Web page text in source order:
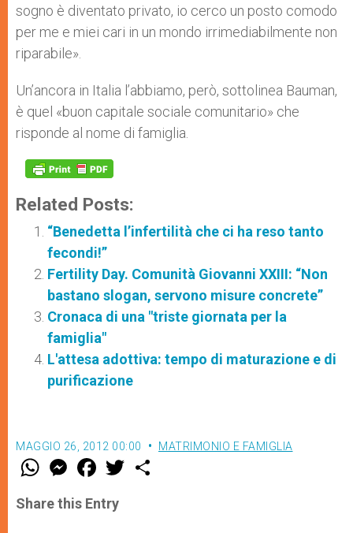
sogno è diventato privato, io cerco un posto comodo
per me e miei cari in un mondo irrimediabilmente non
riparabile».
Un’ancora in Italia l’abbiamo, però, sottolinea Bauman,
è quel «buon capitale sociale comunitario» che
risponde al nome di famiglia.
Related Posts:
“Benedetta l’infertilità che ci ha reso tanto
fecondi!”
Fertility Day. Comunità Giovanni XXIII: “Non
bastano slogan, servono misure concrete”
Cronaca di una "triste giornata per la
famiglia"
L'attesa adottiva: tempo di maturazione e di
purificazione
MAGGIO 26, 2012 00:00 MATRIMONIO E FAMIGLIA
W
t
s
M
e
s
e
F
a
e
b
w
Share this Entry